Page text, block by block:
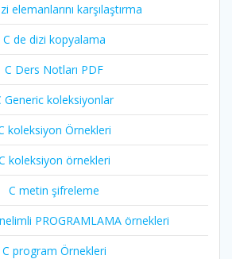
elemanlarını karşılaştırma
C de dizi kopyalama
C Ders Notları PDF
Generic koleksiyonlar
koleksiyon Örnekleri
koleksiyon örnekleri
C metin şifreleme
PROGRAMLAMA örnekleri
C program Örnekleri